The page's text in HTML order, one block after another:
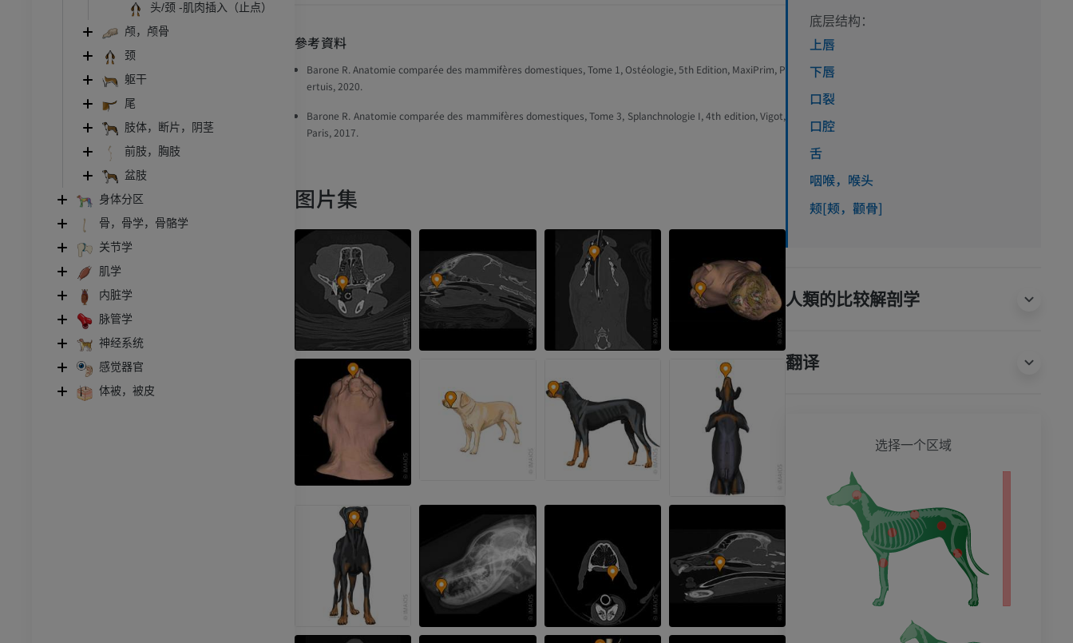
头/颈 -肌肉插入（止点）
颅，颅骨
颈
躯干
尾
肢体，断片，阴茎
前肢，胸肢
盆肢
身体分区
骨，骨学，骨骼学
关节学
肌学
内脏学
脉管学
神经系统
感觉器官
体被，被皮
參考資料
Barone R. Anatomie comparée des mammifères domestiques, Tome 1, Ostéologie, 5th Edition, MaxiPrim, P
ertuis, 2020.
Barone R. Anatomie comparée des mammifères domestiques, Tome 3, Splanchnologie I, 4th edition, Vigot,
Paris, 2017.
图片集
底层结构：
上唇
下唇
口裂
口腔
舌
咽喉，喉头
颊[颊，颧骨]
人類的比较解剖学
翻译
插画
马-骨骼学
放射影像学
老鼠
计算机体层摄影
选择一个区域